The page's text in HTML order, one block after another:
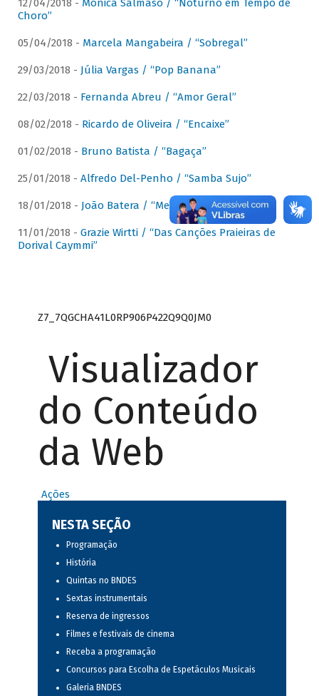
12/04/2018 - Mônica Salmaso / “Noturno em Tempo de
Choro”
05/04/2018 - Marcela Mangabeira / “Sobregal”
29/03/2018 - Júlia Vargas / “Pop Banana”
22/03/2018 - Fernanda Abreu / “Amor Geral”
08/02/2018 - Ricardo de Oliveira / “Encaixe”
01/02/2018 - Bruno Batista / “Bagaça”
25/01/2018 - Alfredo Del-Penho / “Samba Sujo”
18/01/2018 - João Batera / “Meu Pandeiro”
11/01/2018 - Grazie Wirtti / “Das Canções Praieiras de
Dorival Caymmi”
Z7_7QGCHA41L0RP906P422Q9Q0JM0
Visualizador
do Conteúdo
da Web
Ações
NESTA SEÇÃO
Programação
História
Quintas no BNDES
Sextas instrumentais
Reserva de ingressos
Filmes e festivais de cinema
Receba a programação
Concursos para Escolha de Espetáculos Musicais
Galeria BNDES